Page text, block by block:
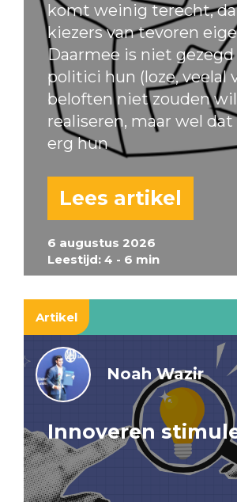
6 augustus 2026
Leestijd: 4 - 6 min
komt weinig terecht,
kiezers van tevoren
Daarmee is niet
politici hun (loze, veelal
beloften niet zouden
realiseren, maar wel
erg hun
Lees artikel
Artikel
Noah Wazir
Innoveren